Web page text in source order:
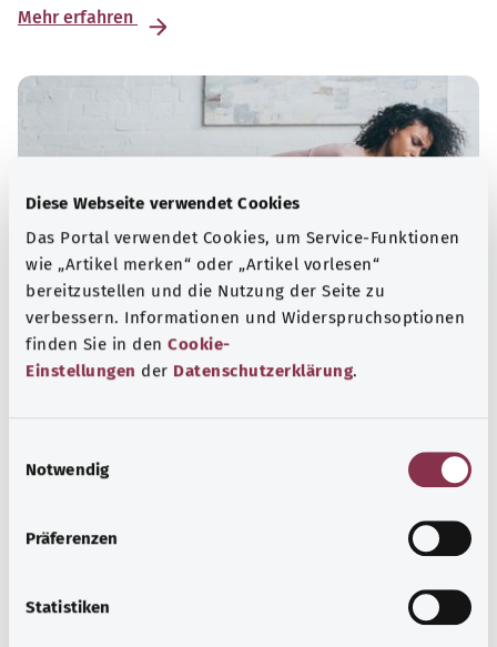
Diese Webseite verwendet Cookies
Das Portal verwendet Cookies, um Service-Funktionen
wie „Artikel merken“ oder „Artikel vorlesen“
bereitzustellen und die Nutzung der Seite zu
verbessern. Informationen und Widerspruchsoptionen
finden Sie in den Cookie-
Einstellungen der Datenschutzerklärung.
Notwendig
Präferenzen
Statistiken
Mehr erfahren
Rücken- und Kreuzschmerzen
Fast jeder Mensch hat irgendwann mit Kreuzschmerzen
um Rückenschmerzen vorzubeugen, ist regelmäßige
Mehr erfahren